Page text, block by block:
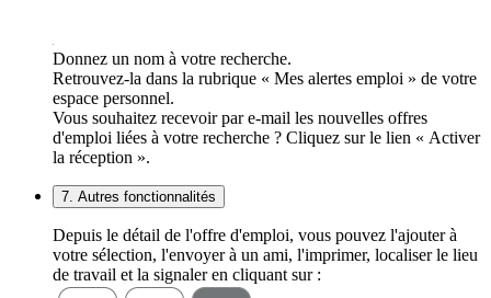
Donnez un nom à votre recherche.
Retrouvez-la dans la rubrique « Mes alertes emploi » de votre
espace personnel.
Vous souhaitez recevoir par e-mail les nouvelles offres
d'emploi liées à votre recherche ? Cliquez sur le lien « Activer
la réception ».
7. Autres fonctionnalités
Depuis le détail de l'offre d'emploi, vous pouvez l'ajouter à
votre sélection, l'envoyer à un ami, l'imprimer, localiser le lieu
de travail et la signaler en cliquant sur :